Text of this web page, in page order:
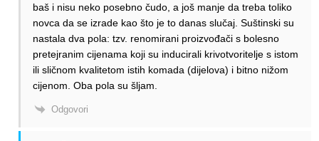
baš i nisu neko posebno čudo, a još manje da treba toliko
novca da se izrade kao što je to danas slučaj. Suštinski su
nastala dva pola: tzv. renomirani proizvođači s bolesno
pretejranim cijenama koji su inducirali krivotvoritelje s istom
ili sličnom kvalitetom istih komada (dijelova) i bitno nižom
cijenom. Oba pola su šljam.
Odgovori